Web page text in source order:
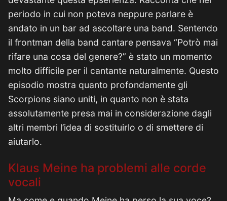
periodo in cui non poteva neppure parlare è
andato in un bar ad ascoltare una band. Sentendo
il frontman della band cantare pensava “Potrò mai
rifare una cosa del genere?” è stato un momento
molto difficile per il cantante naturalmente. Questo
episodio mostra quanto profondamente gli
Scorpions siano uniti, in quanto non è stata
assolutamente presa mai in considerazione dagli
altri membri l’idea di sostituirlo o di smettere di
aiutarlo.
Klaus Meine ha problemi alle corde
vocali